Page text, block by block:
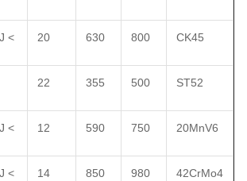
CK45
800
630
20
> 41J
ST52
500
355
22
20MnV6
750
590
12
> 40J
42CrMo4
980
850
14
> 47J